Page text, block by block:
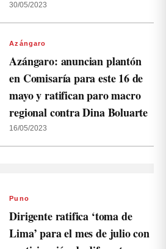
30/05/2023
Azángaro
Azángaro: anuncian plantón
en Comisaría para este 16 de
mayo y ratifican paro macro
regional contra Dina Boluarte
16/05/2023
Puno
Dirigente ratifica ‘toma de
Lima’ para el mes de julio con